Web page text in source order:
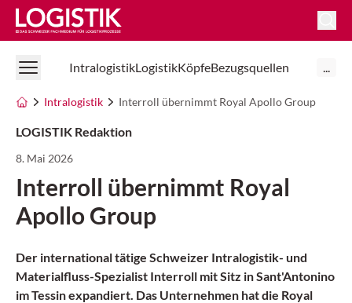
Logistik Online
IntralogistikLogistikKöpfeBezugsquellen ...
Intralogistik Interroll übernimmt Royal Apollo Group
LOGISTIK Redaktion
8. Mai 2026
Interroll übernimmt Royal
Apollo Group
Der international tätige Schweizer Intralogistik- und
Materialfluss-Spezialist Interroll mit Sitz inSant'Antonino
im Tessin expandiert. Das Unternehmen hat die Royal